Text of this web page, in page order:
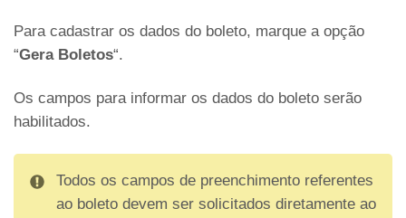
Para cadastrar os dados do boleto, marque a opção
“Gera Boletos“.
Os campos para informar os dados do boleto serão
habilitados.
Todos os campos de preenchimento referentes
ao boleto devem ser solicitados diretamente ao